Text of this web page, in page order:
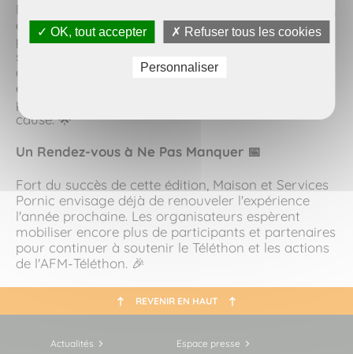
En plus de récolter des fonds pour une cause noble,
cette initiative a également permis de sensibiliser le
public à l'importance de l'entraide et de la
solidarité. Les visiteurs ont pu découvrir les
avantages de la lessive maison, tant sur le plan
écologique qu'économique, et repartir avec un
produit utile tout en ayant contribué à une bonne
cause. 🌟
Un Rendez-vous à Ne Pas Manquer 📅
Fort du succès de cette édition, Maison et Services
Pornic envisage déjà de renouveler l'expérience
l'année prochaine. Les organisateurs espèrent
mobiliser encore plus de participants et partenaires
pour continuer à soutenir le Téléthon et les actions
de l'AFM-Téléthon. 🎉
REVENIR EN HAUT
Actualités
Espace presse
✓ OK, tout accepter ✗ Refuser tous les cookies
Personnaliser